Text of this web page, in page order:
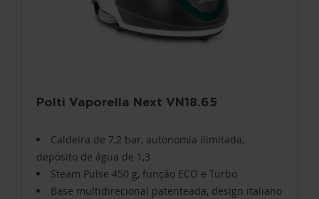
Polti Vaporella Next VN18.65
Caldeira de 7,2 bar, autonomia ilimitada,
depósito de água de 1,3
Steam Pulse 450 g, função ECO e Turbo
Base multidirecional patenteada, design italiano